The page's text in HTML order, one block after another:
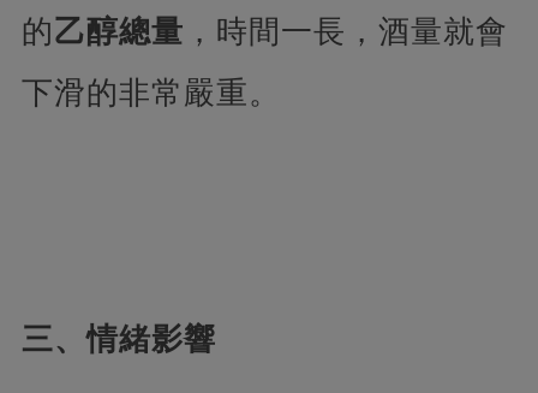
的乙醇總量 ，時間一長，酒量就會
下滑的非常嚴重。
三、情緒影響